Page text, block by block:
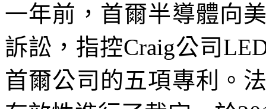
一年前，首爾半導體向
訴訟，指控Craig公司
首爾公司的五項專利。